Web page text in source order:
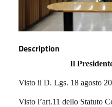
Description
Il
Visto il D. Lgs. 18 agosto
Visto l’art.11 dello Statuto